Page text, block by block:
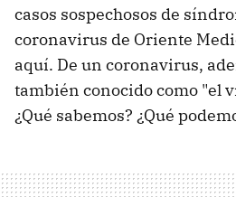
casos sospechosos de
coronavirus de Oriente
aquí. De un coronavirus,
también conocido como "el
¿Qué sabemos? ¿Qué